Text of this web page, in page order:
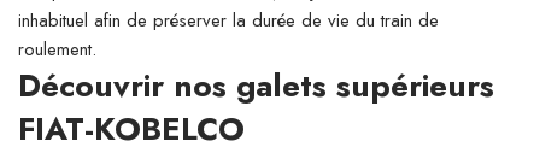
inhabituel afin de préserver la durée de vie du train de
roulement.
Découvrir nos galets supérieurs
FIAT-KOBELCO